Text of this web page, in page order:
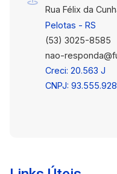
Rua Félix da
Pelotas - RS
(53) 3025-8585
nao-
Creci: 20.563 J
CNPJ: